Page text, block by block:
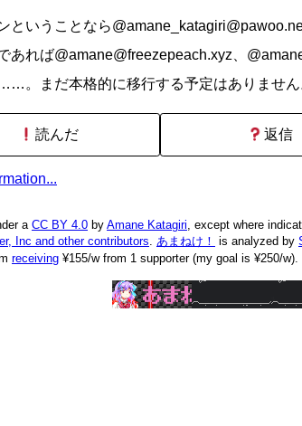
ということなら
あれば@amane@freezepeach.xyz、
。まだ本格的に移行する予定はありません
読んだ 返信
a CC BY 4.0 by Amane Katagiri, except where
Inc and other contributors. あまねけ！ is analyzed by
receiving ¥155/w from 1 supporter (my goal is ¥250/w).